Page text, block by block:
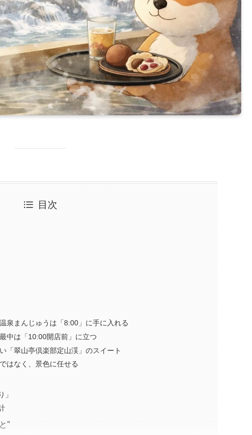
目次
泉まんじゅうは「8:00」に手に入れる
中は「10:00開店前」に立つ
「翠山亭倶楽部定山渓」のスイート
はなく、景色に任せる
」
”